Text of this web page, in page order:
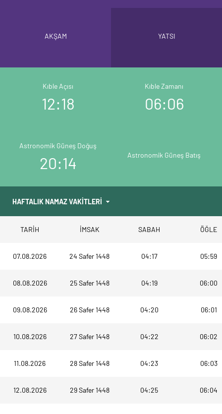
AKŞAM YATSI
Kıble Açısı
12:18
Kıble Zamanı
06:06
Astronomik Güneş Doğuş
20:14 Astronomik Güneş Batış
TARİH İMSAK SABAH ÖĞLE
07.08.2026 24 Safer 1448 04:17 05:59
08.08.2026 25 Safer 1448 04:19 06:00
09.08.2026 26 Safer 1448 04:20 06:01
10.08.2026 27 Safer 1448 04:22 06:02
11.08.2026 28 Safer 1448 04:23 06:03
12.08.2026 29 Safer 1448 04:25 06:04